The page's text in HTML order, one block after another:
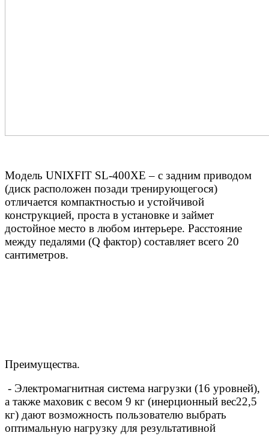
Moдель UNIXFIT SL-400ХЕ – с задним приводом
(диск расположен позади тренирующегося)
отличается компактностью и устойчивой
конструкцией, проста в установке и займет
достойное место в любом интерьере. Расстояние
между педалями (Q фактор) составляет всего 20
сантиметров.
Преимущества.
- Электромагнитная система нагрузки (16 уровней),
а также маховик с весом 9 кг (инерционный вес22,5
кг) дают возможность пользователю выбрать
оптимальную нагрузку для результативной